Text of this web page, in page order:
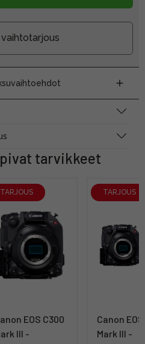
vaihtotarjous
tarvikkeet
TARJOUS
EOS C300
III -
TARJOUS
Canon
Mark III -